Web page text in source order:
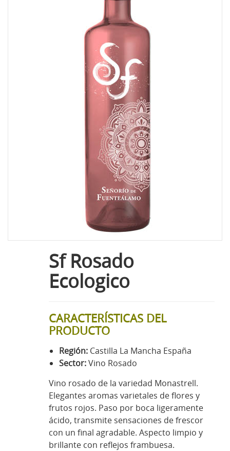
Sf Rosado
Ecologico
CARACTERÍSTICAS DEL
PRODUCTO
Región: Castilla La Mancha España
Sector:Vino Rosado
Vino rosado de la variedad Monastrell.
Elegantes aromas varietales de flores y
frutos rojos. Paso por boca ligeramente
ácido, transmite sensaciones de frescor
con un final agradable. Aspecto limpio y
brillante con reflejos frambuesa.